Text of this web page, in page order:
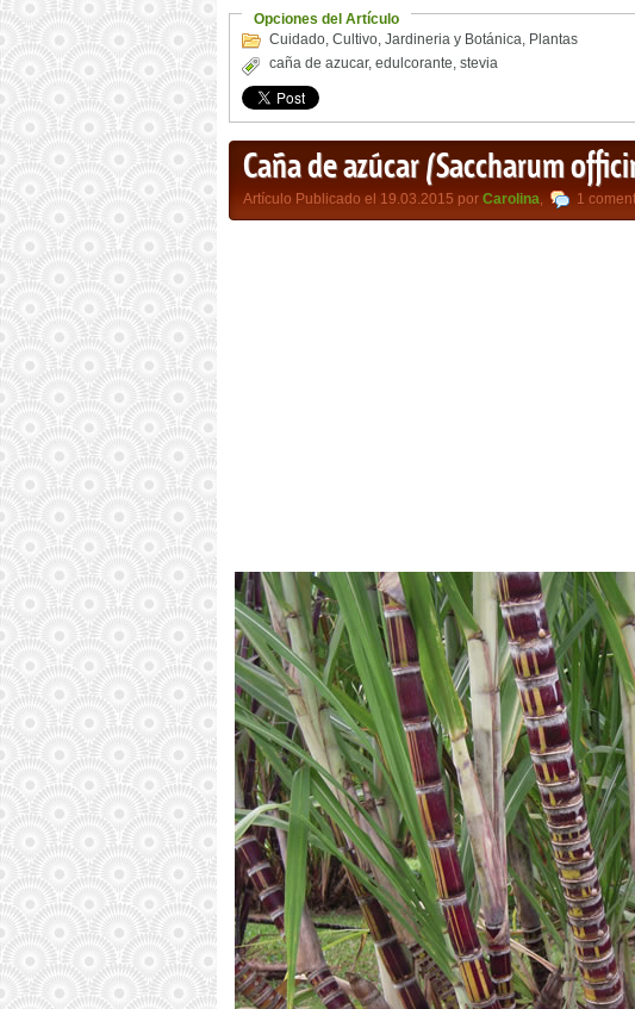
Opciones del Artículo
Cuidado, Cultivo, Jardineria y Botánica, Plantas
caña de azucar, edulcorante, stevia
Caña de azúcar (Saccharum
Artículo Publicado el 19.03.2015 por Carolina, 1